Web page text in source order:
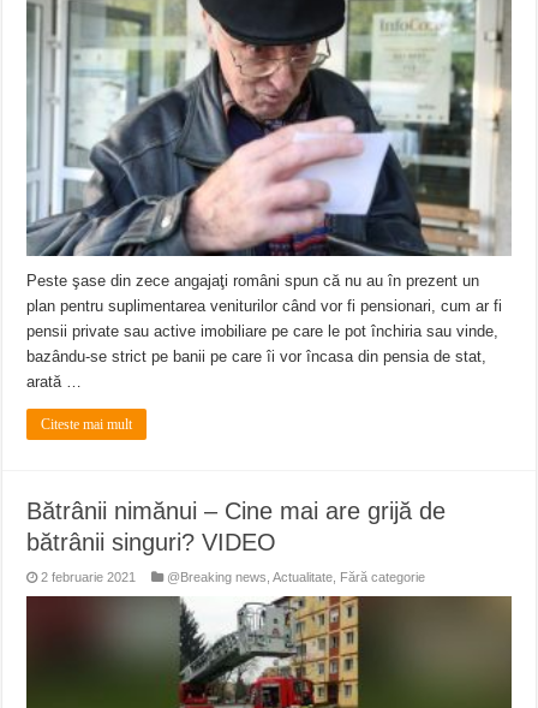
Peste şase din zece angajaţi români spun că nu au în prezent un
plan pentru suplimentarea veniturilor când vor fi pensionari, cum ar fi
pensii private sau active imobiliare pe care le pot închiria sau vinde,
bazându-se strict pe banii pe care îi vor încasa din pensia de stat,
arată …
Citeste mai mult
Bătrânii nimănui – Cine mai are grijă de
bătrânii singuri? VIDEO
2 februarie 2021 @Breaking news ,Actualitate Fără categorie